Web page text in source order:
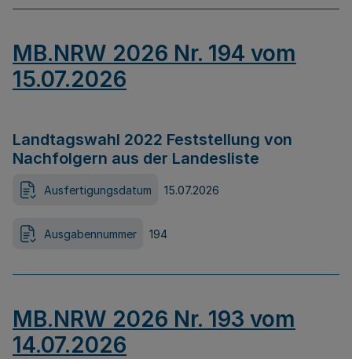
MB.NRW 2026 Nr. 194 vom
15.07.2026
Landtagswahl 2022 Feststellung von
Nachfolgern aus der Landesliste
Ausfertigungsdatum 15.07.2026
Ausgabennummer 194
MB.NRW 2026 Nr. 193 vom
14.07.2026